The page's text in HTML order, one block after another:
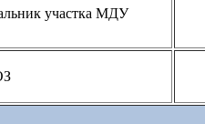
участка МДУ